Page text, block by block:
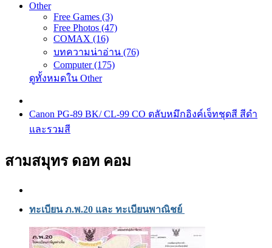
Other
Free Games (3)
Free Photos (47)
COMAX (16)
บทความน่าอ่าน (76)
Computer (175)
ดูทั้งหมดใน Other
Canon PG-89 BK/ CL-99 CO ตลับหมึกอิงค์เจ็ทชุดสี สีดำ
และรวมสี
สามสมุทร ดอท คอม
ทะเบียน ภ.พ.20 และ ทะเบียนพาณิชย์